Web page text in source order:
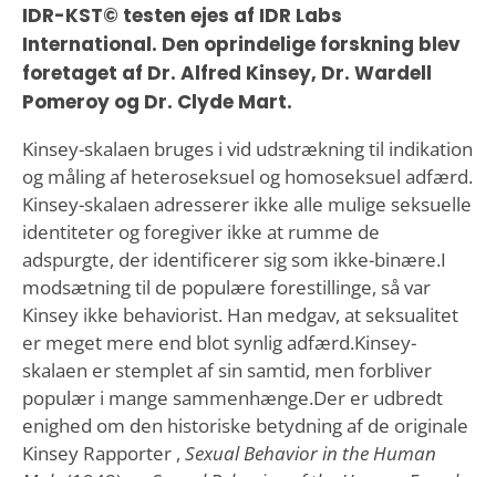
IDR-KST© testen ejes af IDR Labs
International. Den oprindelige forskning blev
foretaget af Dr. Alfred Kinsey, Dr. Wardell
Pomeroy og Dr. Clyde Mart.
Kinsey-skalaen bruges i vid udstrækning til indikation
og måling af heteroseksuel og homoseksuel adfærd.
Kinsey-skalaen adresserer ikke alle mulige seksuelle
identiteter og foregiver ikke at rumme de
adspurgte, der identificerer sig som ikke-binære.I
modsætning til de populære forestillinge, så var
Kinsey ikke behaviorist. Han medgav, at seksualitet
er meget mere end blot synlig adfærd.Kinsey-
skalaen er stemplet af sin samtid, men forbliver
populær i mange sammenhænge.Der er udbredt
enighed om den historiske betydning af de originale
Kinsey Rapporter , Sexual Behavior in the Human